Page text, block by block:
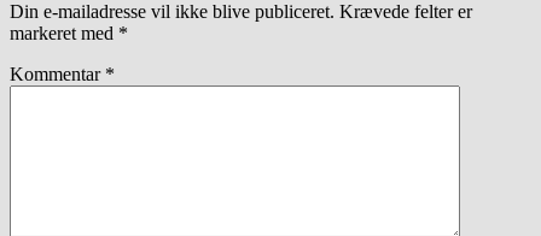
Din e-mailadresse vil ikke blive publiceret. Krævede felter er
markeret med *
Kommentar *